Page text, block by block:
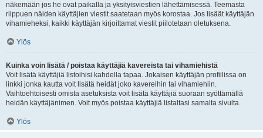
näkemään jos he ovat paikalla ja yksityisviestien lähettämisessä. Teemasta
riippuen näiden käyttäjien viestit saatetaan myös korostaa. Jos lisäät käyttäjän
vihamieheksi, kaikki käyttäjän kirjoittamat viestit piilotetaan oletuksena.
Ylös
Kuinka voin lisätä / poistaa käyttäjiä kavereista tai vihamiehistä
Voit lisätä käyttäjiä listoihisi kahdella tapaa. Jokaisen käyttäjän profiilissa on
linkki jonka kautta voit lisätä heidät joko kavereihin tai vihamiehiin.
Vaihtoehtoisesti omista asetuksista voit lisätä käyttäjiä suoraan syöttämällä
heidän käyttäjänimen. Voit myös poistaa käyttäjiä listaltasi samalta sivulta.
Ylös